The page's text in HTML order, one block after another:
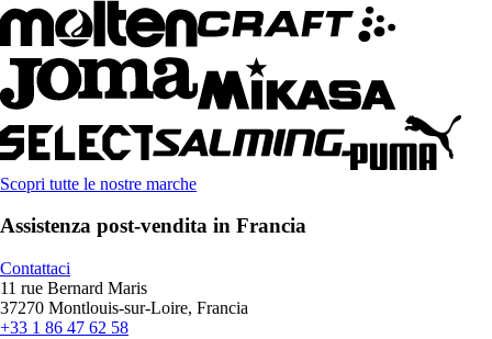
Scopri tutte le nostre marche
Assistenza post-vendita in Francia
Contattaci
11 rue Bernard Maris
37270 Montlouis-sur-Loire, Francia
+33 1 86 47 62 58